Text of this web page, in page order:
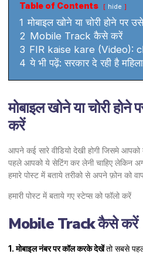
Table of Contents hide
1 मोबाइल खोने या चोरी होने पर
2 Mobile Track कैसे करें
3 FIR kaise kare (Video):
4 ये भी पढ़ें: सरकार दे रही है
मोबाइल खोने या चोरी
करें
आपने कई सारे वीडियो देखी होगी जिसमे आपको
पहले आपको ये सेटिंग कर लेनी चाहिए लेकिन
हमारे पोस्ट में बताये तरीको से अपने फ़ोन को
हमारी पोस्ट में बताये गए स्टेप्स को फॉलो करें
Mobile Track कैसे करें
1. मोबाइल नंबर पर कॉल करके देखेंतो सबसे